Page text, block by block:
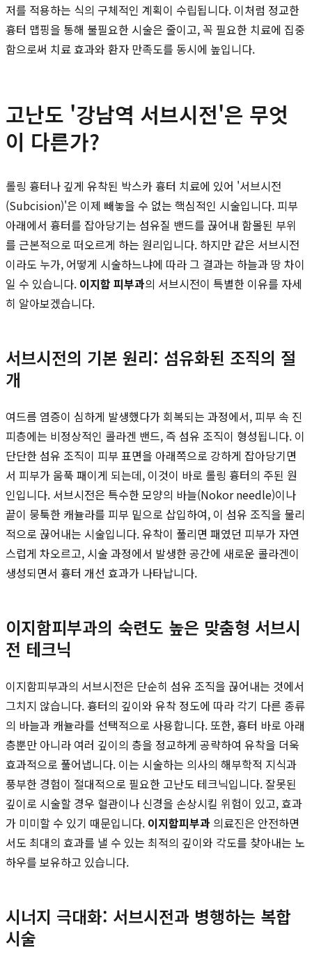
저를 적용하는 식의 구체적인 계획이 수립됩니다. 이처럼 정교한
흉터 맵핑을 통해 불필요한 시술은 줄이고, 꼭 필요한 치료에 집중
함으로써 치료 효과와 환자 만족도를 동시에 높입니다.
고난도 '강남역 서브시전'은 무엇
이 다른가?
롤링 흉터나 깊게 유착된 박스카 흉터 치료에 있어 '서브시전
(Subcision)'은 이제 빼놓을 수 없는 핵심적인 시술입니다. 피부
아래에서 흉터를 잡아당기는 섬유질 밴드를 끊어내 함몰된 부위
를 근본적으로 떠오르게 하는 원리입니다. 하지만 같은 서브시전
이라도 누가, 어떻게 시술하느냐에 따라 그 결과는 하늘과 땅 차이
일 수 있습니다. 이지함 피부과의 서브시전이 특별한 이유를 자세
히 알아보겠습니다.
서브시전의 기본 원리: 섬유화된 조직의 절
개
여드름 염증이 심하게 발생했다가 회복되는 과정에서, 피부 속 진
피층에는 비정상적인 콜라겐 밴드, 즉 섬유 조직이 형성됩니다. 이
단단한 섬유 조직이 피부 표면을 아래쪽으로 강하게 잡아당기면
서 피부가 움푹 패이게 되는데, 이것이 바로 롤링 흉터의 주된 원
인입니다. 서브시전은 특수한 모양의 바늘(Nokor needle)이나
끝이 뭉툭한 캐뉼라를 피부 밑으로 삽입하여, 이 섬유 조직을 물리
적으로 끊어내는 시술입니다. 유착이 풀리면 패였던 피부가 자연
스럽게 차오르고, 시술 과정에서 발생한 공간에 새로운 콜라겐이
생성되면서 흉터 개선 효과가 나타납니다.
이지함피부과의 숙련도 높은 맞춤형 서브시
전 테크닉
이지함피부과의 서브시전은 단순히 섬유 조직을 끊어내는 것에서
그치지 않습니다. 흉터의 깊이와 유착 정도에 따라 각기 다른 종류
의 바늘과 캐뉼라를 선택적으로 사용합니다. 또한, 흉터 바로 아래
층뿐만 아니라 여러 깊이의 층을 정교하게 공략하여 유착을 더욱
효과적으로 풀어냅니다. 이는 시술하는 의사의 해부학적 지식과
풍부한 경험이 절대적으로 필요한 고난도 테크닉입니다. 잘못된
깊이로 시술할 경우 혈관이나 신경을 손상시킬 위험이 있고, 효과
가 미미할 수 있기 때문입니다. 이지함피부과 의료진은 안전하면
서도 최대의 효과를 낼 수 있는 최적의 깊이와 각도를 찾아내는 노
하우를 보유하고 있습니다.
시너지 극대화: 서브시전과 병행하는 복합
시술